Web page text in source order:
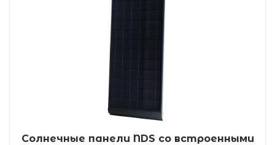
Солнечные панели NDS со встроенными